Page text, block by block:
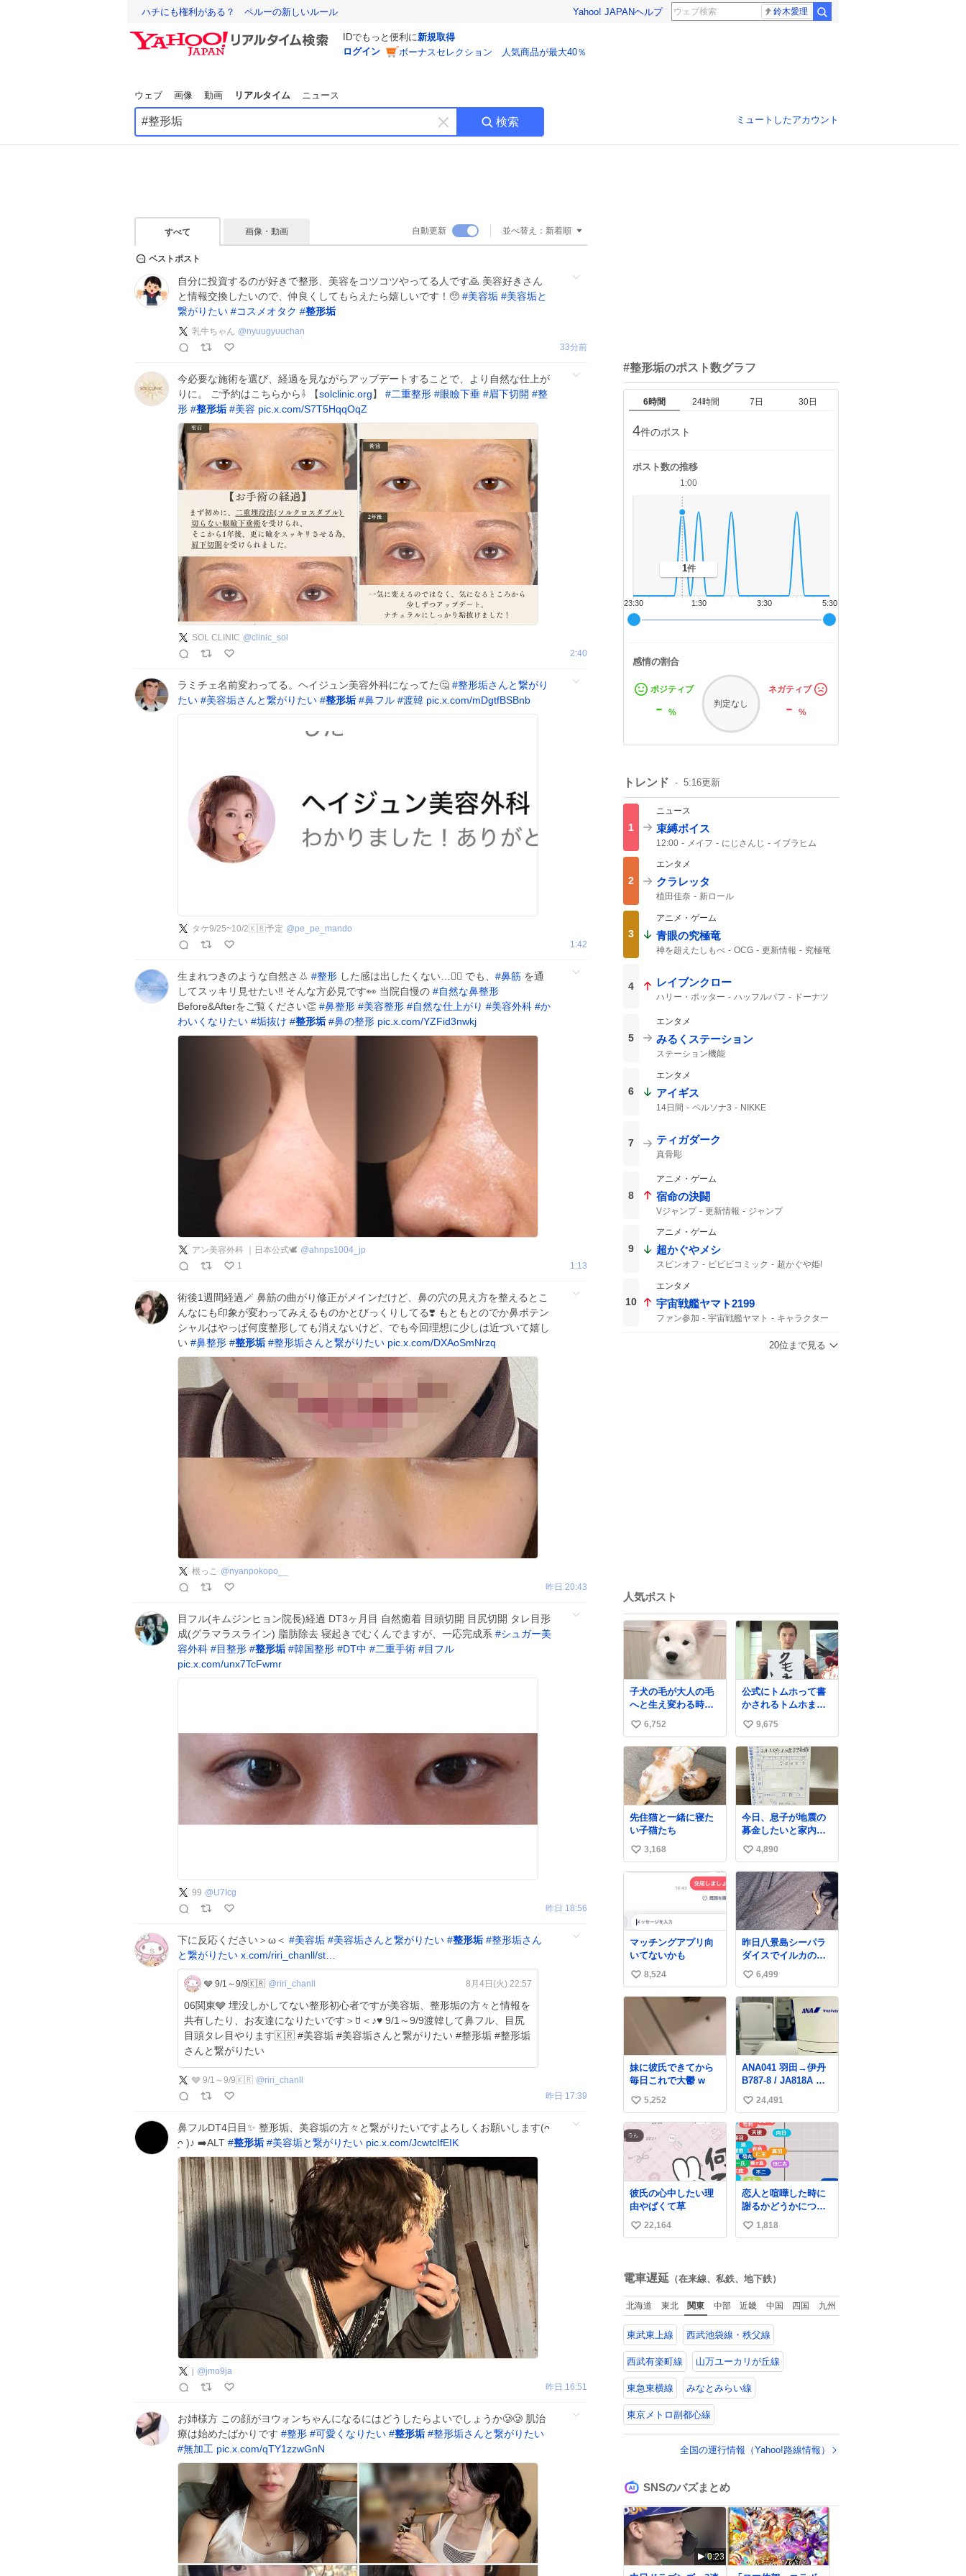
ハチにも権利がある？ ペルーの新しいルール Yahoo! JAPANヘルプ 鈴木愛理
IDでもっと便利に新規取得
ログイン
ボーナスセレクション 人気商品が最大40％
ウェブ 画像 動画 リアルタイム ニュース
キ
ー
す
検索 ミュートしたアカウント
すべて 画像・動画 自動更新 並べ替え： 新着順
ベストポスト
自分に投資するのが好きで整形、美容をコツコツやってる人です🙇 美容好きさん
と情報交換したいので、仲良くしてもらえたら嬉しいです！🥺 #美容垢 #美容垢と
繋がりたい #コスメオタク #整形垢
乳牛ちゃん @nyuugyuuchan
33分前
今必要な施術を選び、経過を見ながらアップデートすることで、より自然な仕上が
りに。 ご予約はこちらから⇩ 【solclinic.org】 #二重整形 #眼瞼下垂 #眉下切開 #整
形 #整形垢 #美容 pic.x.com/S7T5HqqOqZ
SOL CLINIC @clinic_sol
2:40
ラミチェ名前変わってる。ヘイジュン美容外科になってた🤔 #整形垢さんと繋がり
たい #美容垢さんと繋がりたい #整形垢 #鼻フル #渡韓 pic.x.com/mDgtfBSBnb
タケ9/25~10/2🇰🇷予定 @pe_pe_mando
1:42
生まれつきのような自然さ👃 #整形 した感は出したくない…🙅‍♀️ でも、 #鼻筋 を通
してスッキリ見せたい‼️ そんな方必見です👀 当院自慢の #自然な鼻整形
Before&Afterをご覧ください👏 #鼻整形 #美容整形 #自然な仕上がり #美容外科 #か
わいくなりたい #垢抜け #整形垢 #鼻の整形 pic.x.com/YZFid3nwkj
アン美容外科 ｜日本公式🕊️ @ahnps1004_jp
1
1:13
術後1週間経過🪄 鼻筋の曲がり修正がメインだけど、鼻の穴の見え方を整えるとこ
んなにも印象が変わってみえるものかとびっくりしてる❣️ もともとのでか鼻ポテン
シャルはやっぱ何度整形しても消えないけど、でも今回理想に少しは近づいて嬉し
い #鼻整形 #整形垢 #整形垢さんと繋がりたい pic.x.com/DXAoSmNrzq
根っこ @nyanpokopo__
昨日 20:43
目フル(キムジンヒョン院長)経過 DT3ヶ月目 自然癒着 目頭切開 目尻切開 タレ目形
成(グラマラスライン) 脂肪除去 寝起きでむくんでますが、一応完成系 #シュガー美
容外科 #目整形 #整形垢 #韓国整形 #DT中 #二重手術 #目フル
pic.x.com/unx7TcFwmr
99 @U7Icg
昨日 18:56
下に反応ください＞ω＜ #美容垢 #美容垢さんと繋がりたい #整形垢 #整形垢さん
と繋がりたい x.com/riri_chanll/st…
🩶 9/1～9/9🇰🇷 @riri_chanll 8月4日(火) 22:57
06関東🩶 埋没しかしてない整形初心者ですが美容垢、整形垢の方々と情報を
共有したり、お友達になりたいです＞ꇴ＜♪♥ 9/1～9/9渡韓して鼻フル、目尻
目頭タレ目やります🇰🇷 #美容垢 #美容垢さんと繋がりたい #整形垢 #整形垢
さんと繋がりたい
🩶 9/1～9/9🇰🇷 @riri_chanll
昨日 17:39
鼻フルDT4日目✨ 整形垢、美容垢の方々と繋がりたいですよろしくお願いします(ᴖ
̫ᴖ )♪ ➡️ALT #整形垢 #美容垢と繋がりたい pic.x.com/JcwtcIfEIK
j @jmo9ja
昨日 16:51
お姉様方 この顔がヨウォンちゃんになるにはどうしたらよいでしょうか🥲🥲 肌治
療は始めたばかりです #整形 #可愛くなりたい #整形垢 #整形垢さんと繋がりたい
#無加工 pic.x.com/qTY1zzwGnN
#整形垢のポスト数グラフ
6時間 24時間 7日 30日
4件のポスト
ポスト数の推移
5:30
3:30
1:30
23:30
1:00
1件
感情の割合
ポジティブ
- %
判定なし
ネガティブ
-%
トレンド 5:16更新
1
ニュース
束縛ボイス
12:00 メイフ にじさんじ イブラヒム
2
エンタメ
クラレッタ
植田佳奈 新ロール
3
アニメ・ゲーム
青眼の究極竜
神を超えたしもべ OCG 更新情報
究極竜
4 レイブンクロー
ハリー・ポッター ハッフルパフ
ドーナツ
5
エンタメ
みるくステーション
ステーション機能
6
エンタメ
アイギス
14日間 ペルソナ3 NIKKE
7 ティガダーク
真骨彫
8
アニメ・ゲーム
宿命の決闘
Vジャンプ 更新情報 ジャンプ
9
アニメ・ゲーム
超かぐやメシ
スピンオフ ビビビコミック
超かぐや姫!
超かぐや姫
10
エンタメ
宇宙戦艦ヤマト2199
ファン参加 宇宙戦艦ヤマト キャラクター
20位まで見る
人気ポスト
子犬の毛が大人の毛
へと生え変わる時期
だけ、着ぐるみを着
てるように見える良
さがあります
い
い
ね
数
6,752
公式にトムホって書
かされるトムホまだ
面白い
い
い
ね
数
9,675
先住猫と一緒に寝た
い子猫たち
い
い
3,168
今日、息子が地震の
募金したいと家内と
郵便局に行ったみた
いです。おもちゃと
か買う選択肢もあっ
たと思うけど、自分
で貯めてた2万円を役
に立てて欲しい、み
んなも元気になって
欲しいと。家内も一
緒に募金したので、
自分も何かできたら
なぁと思いました。
い
い
ね
数
4,890
マッチングアプリ向
いてないかも
い
い
8,524
昨日八景島シーパラ
ダイスでイルカのス
プラッシュを浴びた
らゲソのおまけがつ
いてきました。誰の
食べカスかわからな
いけど、とても愛お
しいです。こんなお
まけまで付けてもら
って感謝しかありま
せん。 #ふれあいラ
グーン #横浜八景島
シーパラダイス
い
い
6,499
妹に彼氏できてから
毎日これで大鬱 w
い
い
ね
5,252
ANA041 羽田→伊丹
B787-8 / JA818A 使
用機到着遅れにつき
「安全に支障ない範
囲で1分1秒でも遅延
回復に努めておりま
す」と機長の気合い
十分！ が、フライト
は順調に進みすぎ…
「飛ばしすぎたせい
か現在奈良県上空で
の待機を命じられて
おります」 でコンソ
メスープ吹き出しそ
い
い
ね
数
24,491
彼氏の心中したい理
由やばくて草
い
数
22,164
恋人と喧嘩した時に
謝るかどうかについ
て考えてみました💭
▶︎自分から謝る or 悪
的見解です！色々と
許してください！
い
数
1,818
電車遅延 （在来線、私鉄、地下鉄）
北海道 東北 関東 中部 近畿 中国 四国 九州
東武東上線 西武池袋線・秩父線
西武有楽町線 山万ユーカリが丘線
東急東横線 みなとみらい線
東京メトロ副都心線
全国の運行情報（Yahoo!路線情報）
SNSのバズまとめ
0:23